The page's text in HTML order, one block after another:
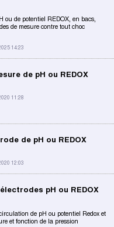
ou de potentiel REDOX, en bacs,
de mesure contre tout choc
14:23
de pH ou REDOX
11:28
de pH ou REDOX
12:03
pH ou REDOX
de pH ou potentiel Redox et
et fonction de la pression